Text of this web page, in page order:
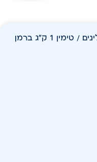
/ טימין 1 ק"ג ברמן